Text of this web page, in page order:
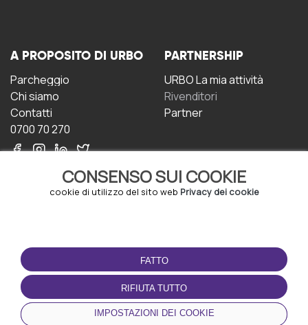
CONSENSO SUI COOKIE
cookie di utilizzo del sito web Privacy dei cookie
FATTO
RIFIUTA TUTTO
IMPOSTAZIONI DEI COOKIE
A PROPOSITO DI URBO
Parcheggio
Chi siamo
Contatti
0700 70 270
PARTNERSHIP
URBO La mia attività
Rivenditori
Partner
CONDIZIONI D'USO
Termini e Condizioni
Politica sulla riservatezza
Gestione dei Cookie
SCARICA L'APP